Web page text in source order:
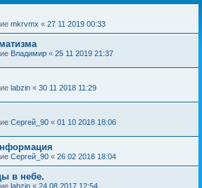
mkrvmx « 27 11 2019 00:33
Владимир « 25 11 2019 21:37
labzin « 30 11 2018 11:29
Сергей_90 « 01 10 2018 18:06
Сергей_90 « 26 02 2018 18:04
в небе.
labzin « 24 08 2017 12:54